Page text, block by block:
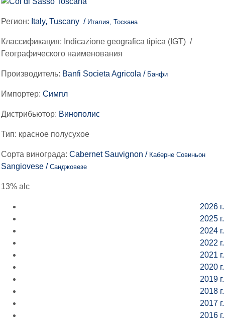
Регион: Italy, Tuscany / Италия, Тоскана
Классификация: Indicazione geografica tipica (IGT) /
Географического наименования
Производитель: Banfi Societa Agricola / Банфи
Импортер: Симпл
Дистрибьютор: Винополис
Тип: красное полусухое
Сорта винограда: Cabernet Sauvignon / Каберне Совиньон
Sangiovese / Санджовезе
13% alc
2026 г.
2025 г.
2024 г.
2022 г.
2021 г.
2020 г.
2019 г.
2018 г.
2017 г.
2016 г.